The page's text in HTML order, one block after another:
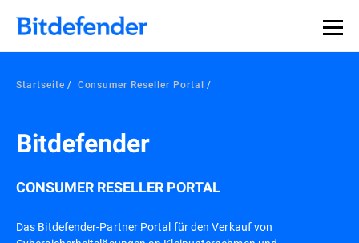
Startseite Consumer Reseller Portal
Bitdefender
CONSUMER RESELLER PORTAL
Das Bitdefender-Partner Portal für den Verkauf von